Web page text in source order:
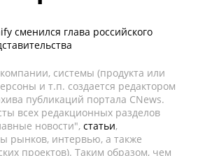
сменился глава российского
системы (продукта или
и т.п. создается редактором
публикаций портала CNews.
всех редакционных разделов
новости", статьи,
рынков, интервью, а также
проектов). Таким образом, чем